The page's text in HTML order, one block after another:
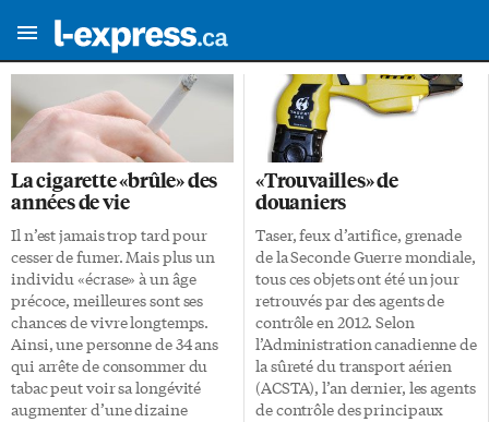
La cigarette «brûle» des
années de vie
Il n’est jamais trop tard pour
cesser de fumer. Mais plus un
individu «écrase» à un âge
précoce, meilleures sont ses
chances de vivre longtemps.
Ainsi, une personne de 34 ans
qui arrête de consommer du
tabac peut voir sa longévité
augmenter d’une dizaine
«Trouvailles» de
douaniers
Taser, feux d’artifice, grenade
de la Seconde Guerre mondiale,
tous ces objets ont été un jour
retrouvés par des agents de
contrôle en 2012. Selon
l’Administration canadienne de
la sûreté du transport aérien
(ACSTA), l’an dernier, les agents
de contrôle des principaux